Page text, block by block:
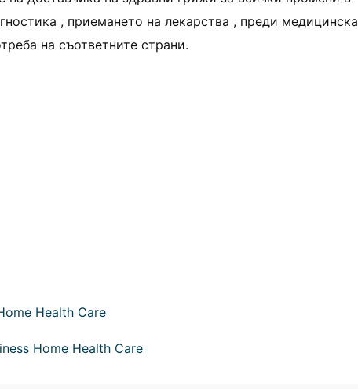
, приемането на лекарства , преди медицинска
на съответните страни.
Health Care
Home Health Care